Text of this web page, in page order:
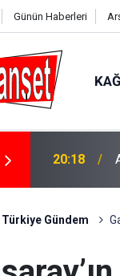
Günün Haberleri
20:18
Türkiye Gündem